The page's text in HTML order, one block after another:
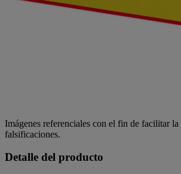
Imágenes referenciales con el fin de facilitar
falsificaciones.
Detalle del producto